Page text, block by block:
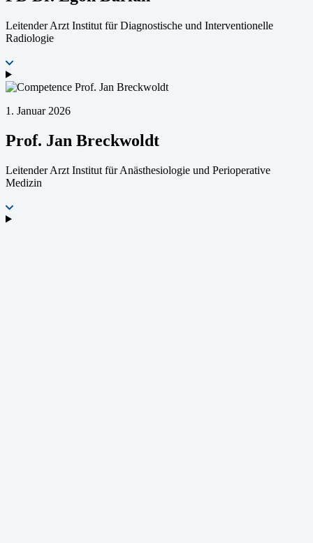
Leitender Arzt Institut für Diagnostische und Interventionelle
Radiologie
1. Januar 2026
Prof. Jan Breckwoldt
Leitender Arzt Institut für Anästhesiologie und Perioperative
Medizin